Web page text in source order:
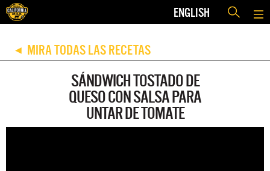
ENGLISH
◀ MIRA TODAS LAS RECETAS
SÁNDWICH TOSTADO DE
QUESO CON SALSA PARA
UNTAR DE TOMATE